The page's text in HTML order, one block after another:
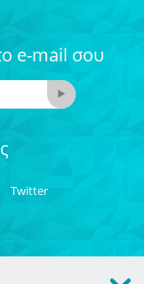
e-mail σου
Twitter